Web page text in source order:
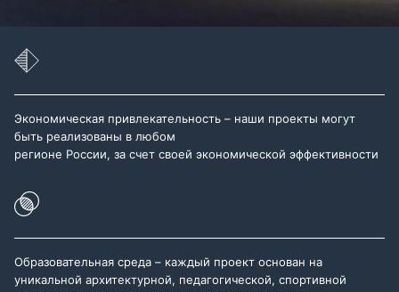
Экономическая привлекательность – наши проекты могут
быть реализованы в любом
регионе России, за счет своей экономической эффективности
Образовательная среда – каждый проект основан на
уникальной архитектурной, педагогической, спортивной